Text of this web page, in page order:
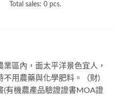
Total sales: 0 pcs.
區內，面太平洋景色宜人，
不用農藥與化學肥料。（財)
(有機農產品驗證證書MOA證